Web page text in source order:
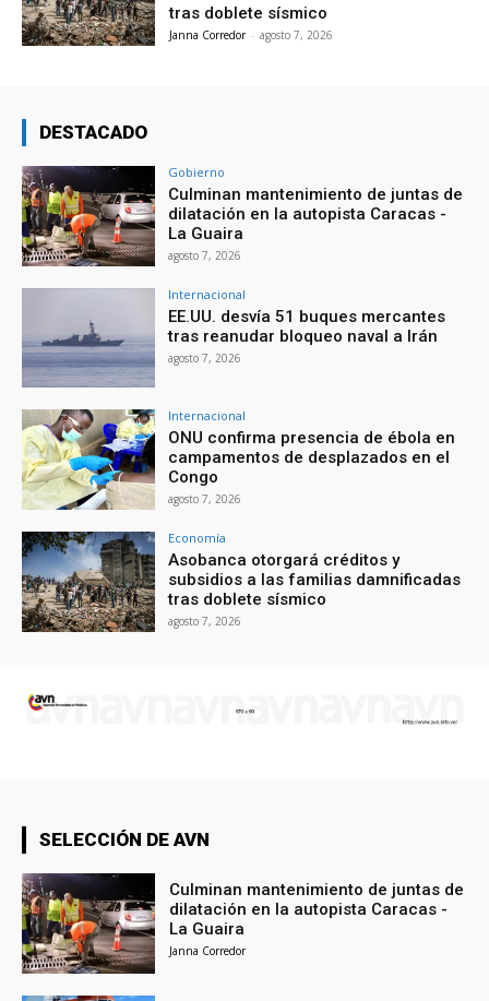
tras doblete sísmico
Janna Corredor - agosto 7, 2026
DESTACADO
Gobierno
Culminan mantenimiento de juntas de
dilatación en la autopista Caracas -
La Guaira
agosto 7, 2026
Internacional
EE.UU. desvía 51 buques mercantes
tras reanudar bloqueo naval a Irán
agosto 7, 2026
Internacional
ONU confirma presencia de ébola en
campamentos de desplazados en el
Congo
agosto 7, 2026
Economía
Asobanca otorgará créditos y
subsidios a las familias damnificadas
tras doblete sísmico
agosto 7, 2026
SELECCIÓN DE AVN
Culminan mantenimiento de juntas de
dilatación en la autopista Caracas -
La Guaira
Janna Corredor